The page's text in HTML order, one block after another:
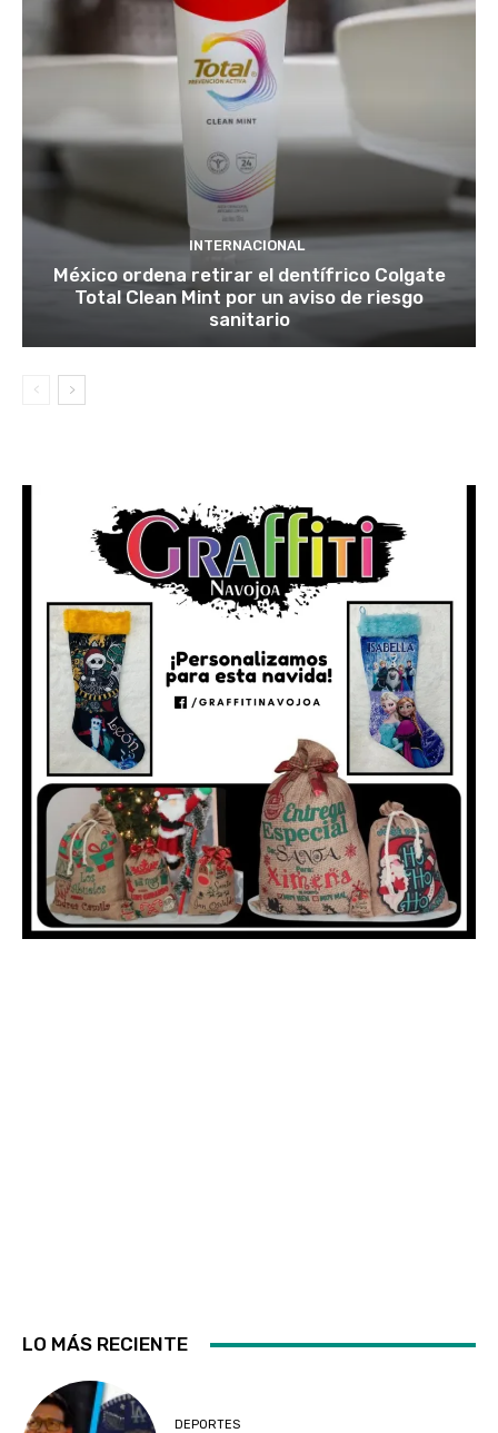
INTERNACIONAL
México ordena retirar el dentífrico Colgate
Total Clean Mint por un aviso de riesgo
sanitario
LO MÁS RECIENTE
DEPORTES